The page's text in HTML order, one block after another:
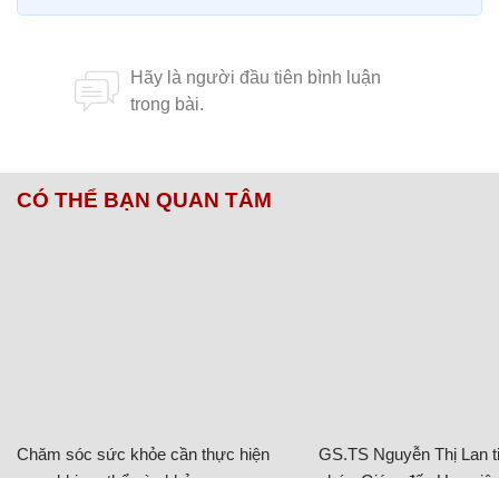
CÓ THỂ BẠN QUAN TÂM
Chăm sóc sức khỏe cần thực hiện
GS.TS Nguyễn Thị Lan